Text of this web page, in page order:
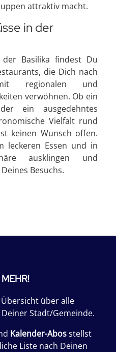
attraktiv macht.
in der
Basilika findest Du
die Dich nach
regionalen und
verwöhnen. Ob ein
ein ausgedehntes
Vielfalt rund
keinen Wunsch offen.
leckeren Essen und in
ausklingen und
Besuchs.
über alle
Stadt/Gemeinde.
Kalender-Abosstellst
Liste nach Deinen